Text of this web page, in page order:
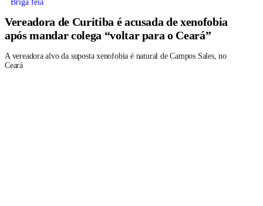
Briga feia
Vereadora de Curitiba é acusada de xenofobia
após mandar colega “voltar para o Ceará”
A vereadora alvo da suposta xenofobia é natural de Campos Sales, no
Ceará